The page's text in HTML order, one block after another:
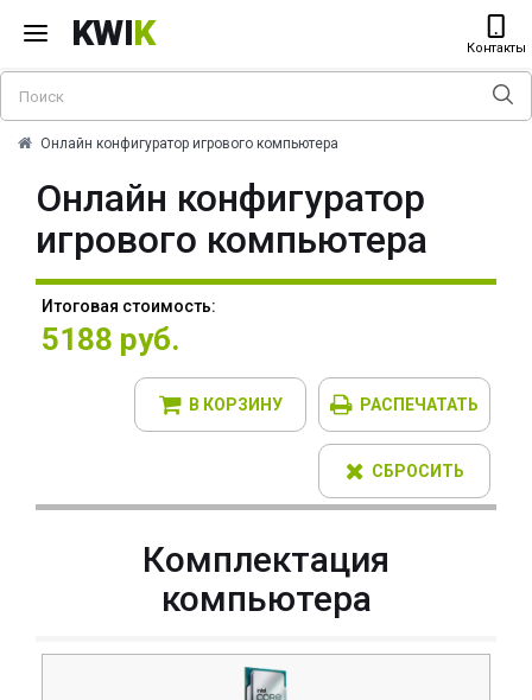
KWIK Контакты
Онлайн конфигуратор игрового компьютера
Онлайн конфигуратор
игрового компьютера
Итоговая стоимость:
5188 руб.
В КОРЗИНУ РАСПЕЧАТАТЬ
СБРОСИТЬ
Комплектация
компьютера